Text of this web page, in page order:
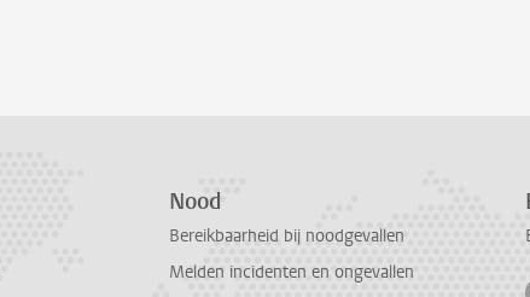
Nood
Bereikbaarheid bij noodgevallen
Melden incidenten en ongevallen